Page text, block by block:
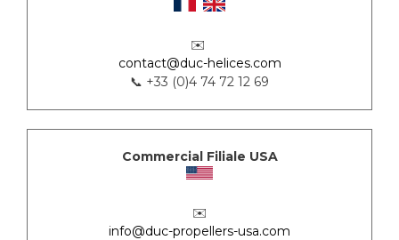
✉️
contact@duc-helices.com
📞 +33 (0)4 74 72 12 69
Commercial Filiale USA
✉️
info@duc-propellers-usa.com